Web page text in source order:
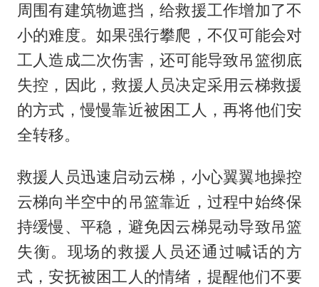
周围有建筑物遮挡，给救援工作增加了不
小的难度。如果强行攀爬，不仅可能会对
工人造成二次伤害，还可能导致吊篮彻底
失控，因此，救援人员决定采用云梯救援
的方式，慢慢靠近被困工人，再将他们安
全转移。
救援人员迅速启动云梯，小心翼翼地操控
云梯向半空中的吊篮靠近，过程中始终保
持缓慢、平稳，避免因云梯晃动导致吊篮
失衡。现场的救援人员还通过喊话的方
式，安抚被困工人的情绪，提醒他们不要